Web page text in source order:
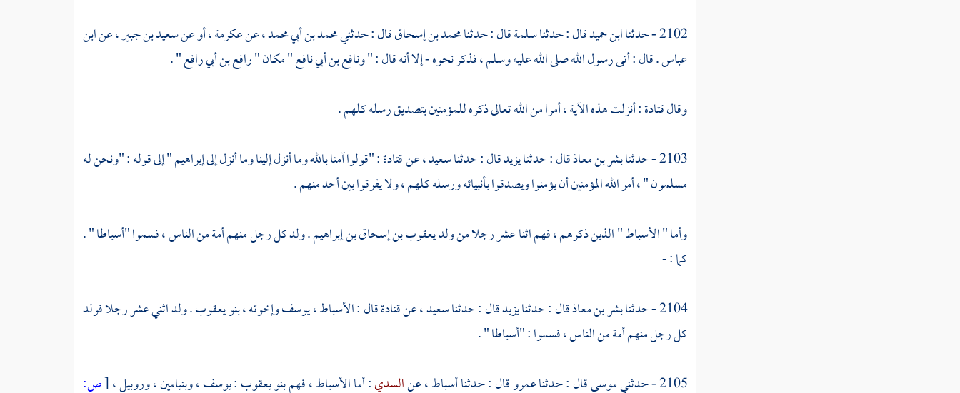
2102 - حدثنا
ابن حميدقال : حدثناسلمةقال : حدثنامحمد بن إسحاققال : حدثنيمحمد بن أبي محمد، عنعكرمة ،أو عنسعيد بن جبير ،عنابن
عباس. قال : أتى رسول الله صلى الله عليه وسلم ، فذكر نحوه - إلا أنه قال : "ونافع بن أبي نافع" مكان "رافع بن أبي رافع" .
وقالقتادة: أنزلت هذه الآية ، أمرا من الله تعالى ذكره للمؤمنين بتصديق رسله كلهم .
2103 - حدثنا
بشر بن معاذقال : حدثنايزيدقال : حدثناسعيد، عنقتادة: "قولوا آمنا بالله وما أنزل إلينا وما أنزل إلى إبراهيم " إلى قوله : "ونحن له
مسلمون " ، أمر الله المؤمنين أن يؤمنوا ويصدقوا بأنبيائه ورسله كلهم ، ولا يفرقوا بين أحد منهم .
وأما " الأسباط " الذين ذكرهم ، فهم اثنا عشر رجلا من ولديعقوب بن إسحاق بن إبراهيم. ولد كل رجل منهم أمة من الناس ، فسموا "أسباطا " .
كما : -
2104 - حدثنا
بشر بن معاذقال : حدثنايزيدقال : حدثناسعيد ،عنقتادةقال : الأسباط ،يوسفوإخوته ، بنويعقوب. ولد اثني عشر رجلا فولد
كل رجل منهم أمة من الناس ، فسموا : "أسباطا " .
2105 - حدثني
موسىقال : حدثناعمروقال : حدثناأسباط، عنالسدي: أما الأسباط ، فهم بنويعقوب:يوسف،وبنيامين،وروبيل،[ص: